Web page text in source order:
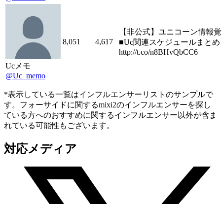
Ucメモ
@Uc_memo
8,051 4,617
【非公式】ユニコーン情報
■Uc関連スケジュールまと
http://t.co/n8BHvQbCC6
*表示している一覧はインフルエンサーリストのサンプルで
す。フォーサイドに関するmixi2のインフルエンサーを探し
ている方へのおすすめに関するインフルエンサー以外が含ま
れている可能性もございます。
対応メディア